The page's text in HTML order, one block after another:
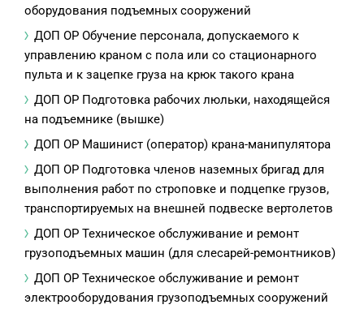
оборудования подъемных сооружений
ДОП ОР Обучение персонала, допускаемого к
управлению краном с пола или со стационарного
пульта и к зацепке груза на крюк такого крана
ДОП ОР Подготовка рабочих люльки, находящейся
на подъемнике (вышке)
ДОП ОР Машинист (оператор) крана-манипулятора
ДОП ОР Подготовка членов наземных бригад для
выполнения работ по строповке и подцепке грузов,
транспортируемых на внешней подвеске вертолетов
ДОП ОР Техническое обслуживание и ремонт
грузоподъемных машин (для слесарей-ремонтников)
ДОП ОР Техническое обслуживание и ремонт
электрооборудования грузоподъемных сооружений